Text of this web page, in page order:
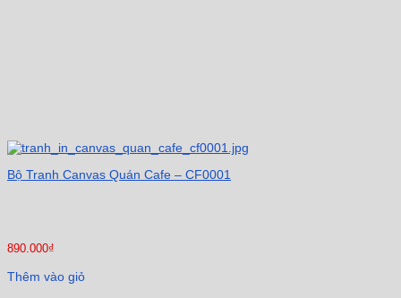
Bộ Tranh Canvas Quán Cafe – CF0001
890.000₫
Thêm vào giỏ